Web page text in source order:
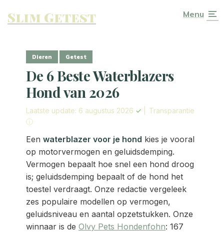
Slim Getest Menu
Dieren Getest
De 6 Beste Waterblazers
Hond van 2026
Laatste update: 6 augustus 2026 ✓
Transparantie
ⓘ
Een waterblazer voor je hond kies je vooral
op motorvermogen en geluidsdemping.
Vermogen bepaalt hoe snel een hond droog
is; geluidsdemping bepaalt of de hond het
toestel verdraagt. Onze redactie vergeleek
zes populaire modellen op vermogen,
geluidsniveau en aantal opzetstukken. Onze
winnaar is de Olvy Pets Hondenfohn: 167